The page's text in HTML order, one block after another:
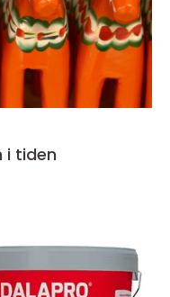
i tiden